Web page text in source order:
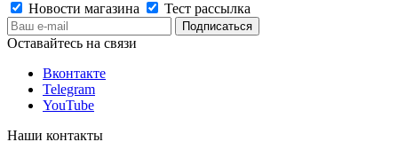
Новости магазина
Тест рассылка
Оставайтесь на связи
Вконтакте
Telegram
YouTube
Наши контакты